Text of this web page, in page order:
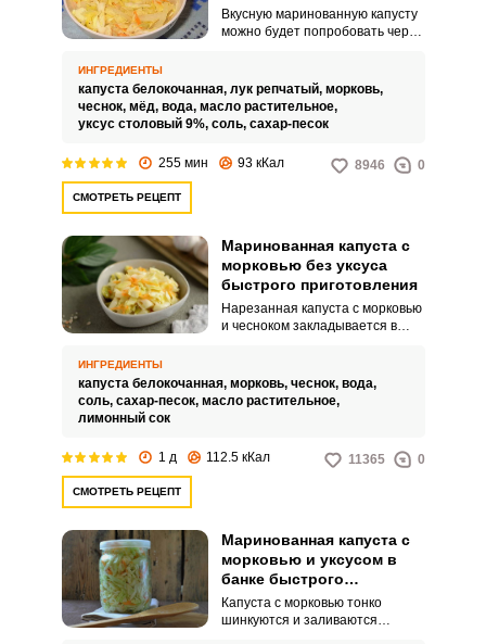
Вкусную маринованную капусту
можно будет попробовать через
утром, чтобы к обеду подать ее
на стол вместе с основным
блюдом.
ИНГРЕДИЕНТЫ
капуста белокочанная, лук репчатый, морковь,
чеснок, мёд, вода, масло растительное,
уксус столовый 9%, соль, сахар-песок
255 мин 93 кКал 8946 0
СМОТРЕТЬ РЕЦЕПТ
Маринованная капуста с
морковью без уксуса
быстрого приготовления
Нарезанная капуста с морковью
и чесноком закладывается в
сахара, растительного масла,
лимонного сока и отправляется
ИНГРЕДИЕНТЫ
капуста белокочанная, морковь, чеснок, вода,
соль, сахар-песок, масло растительное,
лимонный сок
1 д 112.5 кКал 11365 0
СМОТРЕТЬ РЕЦЕПТ
Маринованная капуста с
морковью и уксусом в
банке быстрого
приготовления
Капуста с морковью тонко
шинкуются и заливаются